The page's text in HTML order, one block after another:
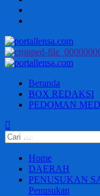
SIBER
Primary
Beranda
BOX REDAKSI
PEDOMAN
Cari
untuk:
Home
DAERAH
PENUSUKAN
Penusukan